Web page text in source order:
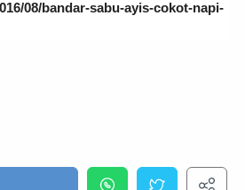
08/bandar-sabu-ayis-cokot-napi-